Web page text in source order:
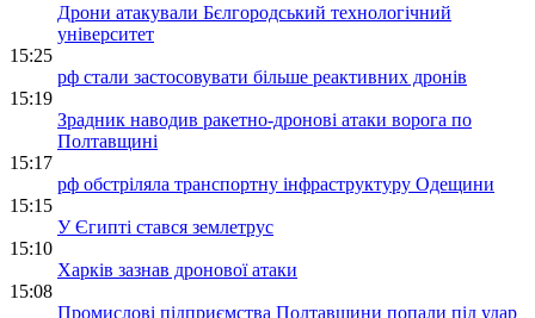
Дрони атакували Бєлгородський технологічний
університет
15:25
рф стали застосовувати більше реактивних дронів
15:19
Зрадник наводив ракетно-дронові атаки ворога по
Полтавщині
15:17
рф обстріляла транспортну інфраструктуру Одещини
15:15
У Єгипті стався землетрус
15:10
Харків зазнав дронової атаки
15:08
Промислові підприємства Полтавщини попали під удар